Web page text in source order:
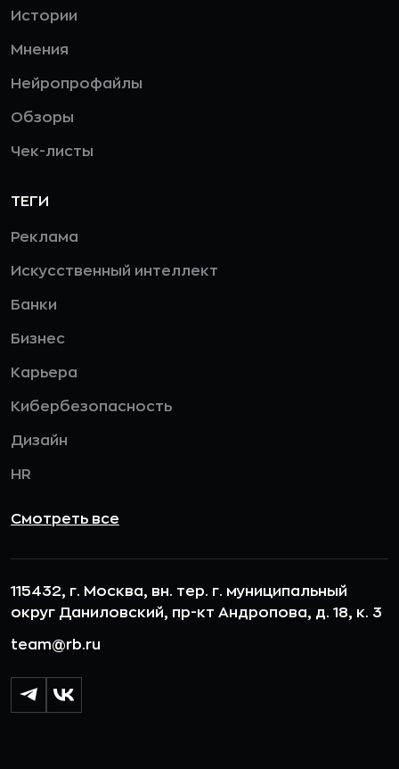
Истории
Мнения
Нейропрофайлы
Обзоры
Чек-листы
ТЕГИ
Реклама
Искусственный интеллект
Банки
Бизнес
Карьера
Кибербезопасность
Дизайн
HR
Смотреть все
115432, г. Москва, вн. тер. г. муниципальный
округ Даниловский, пр-кт Андропова, д. 18, к. 3
team@rb.ru